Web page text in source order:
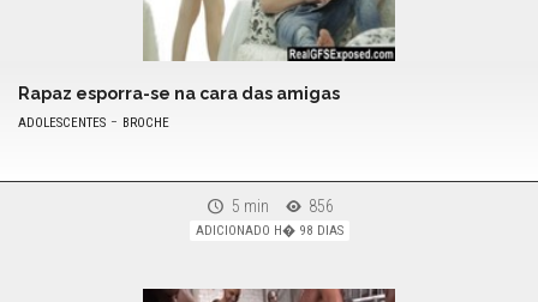
Rapaz esporra-se na cara das amigas
ADOLESCENTES - BROCHE
5 min 856
ADICIONADO H� 98 DIAS